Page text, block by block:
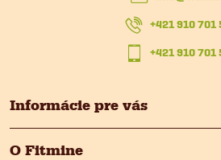
eInformácie pre vás
O Fitmine
+421 910 701
+421 910 701